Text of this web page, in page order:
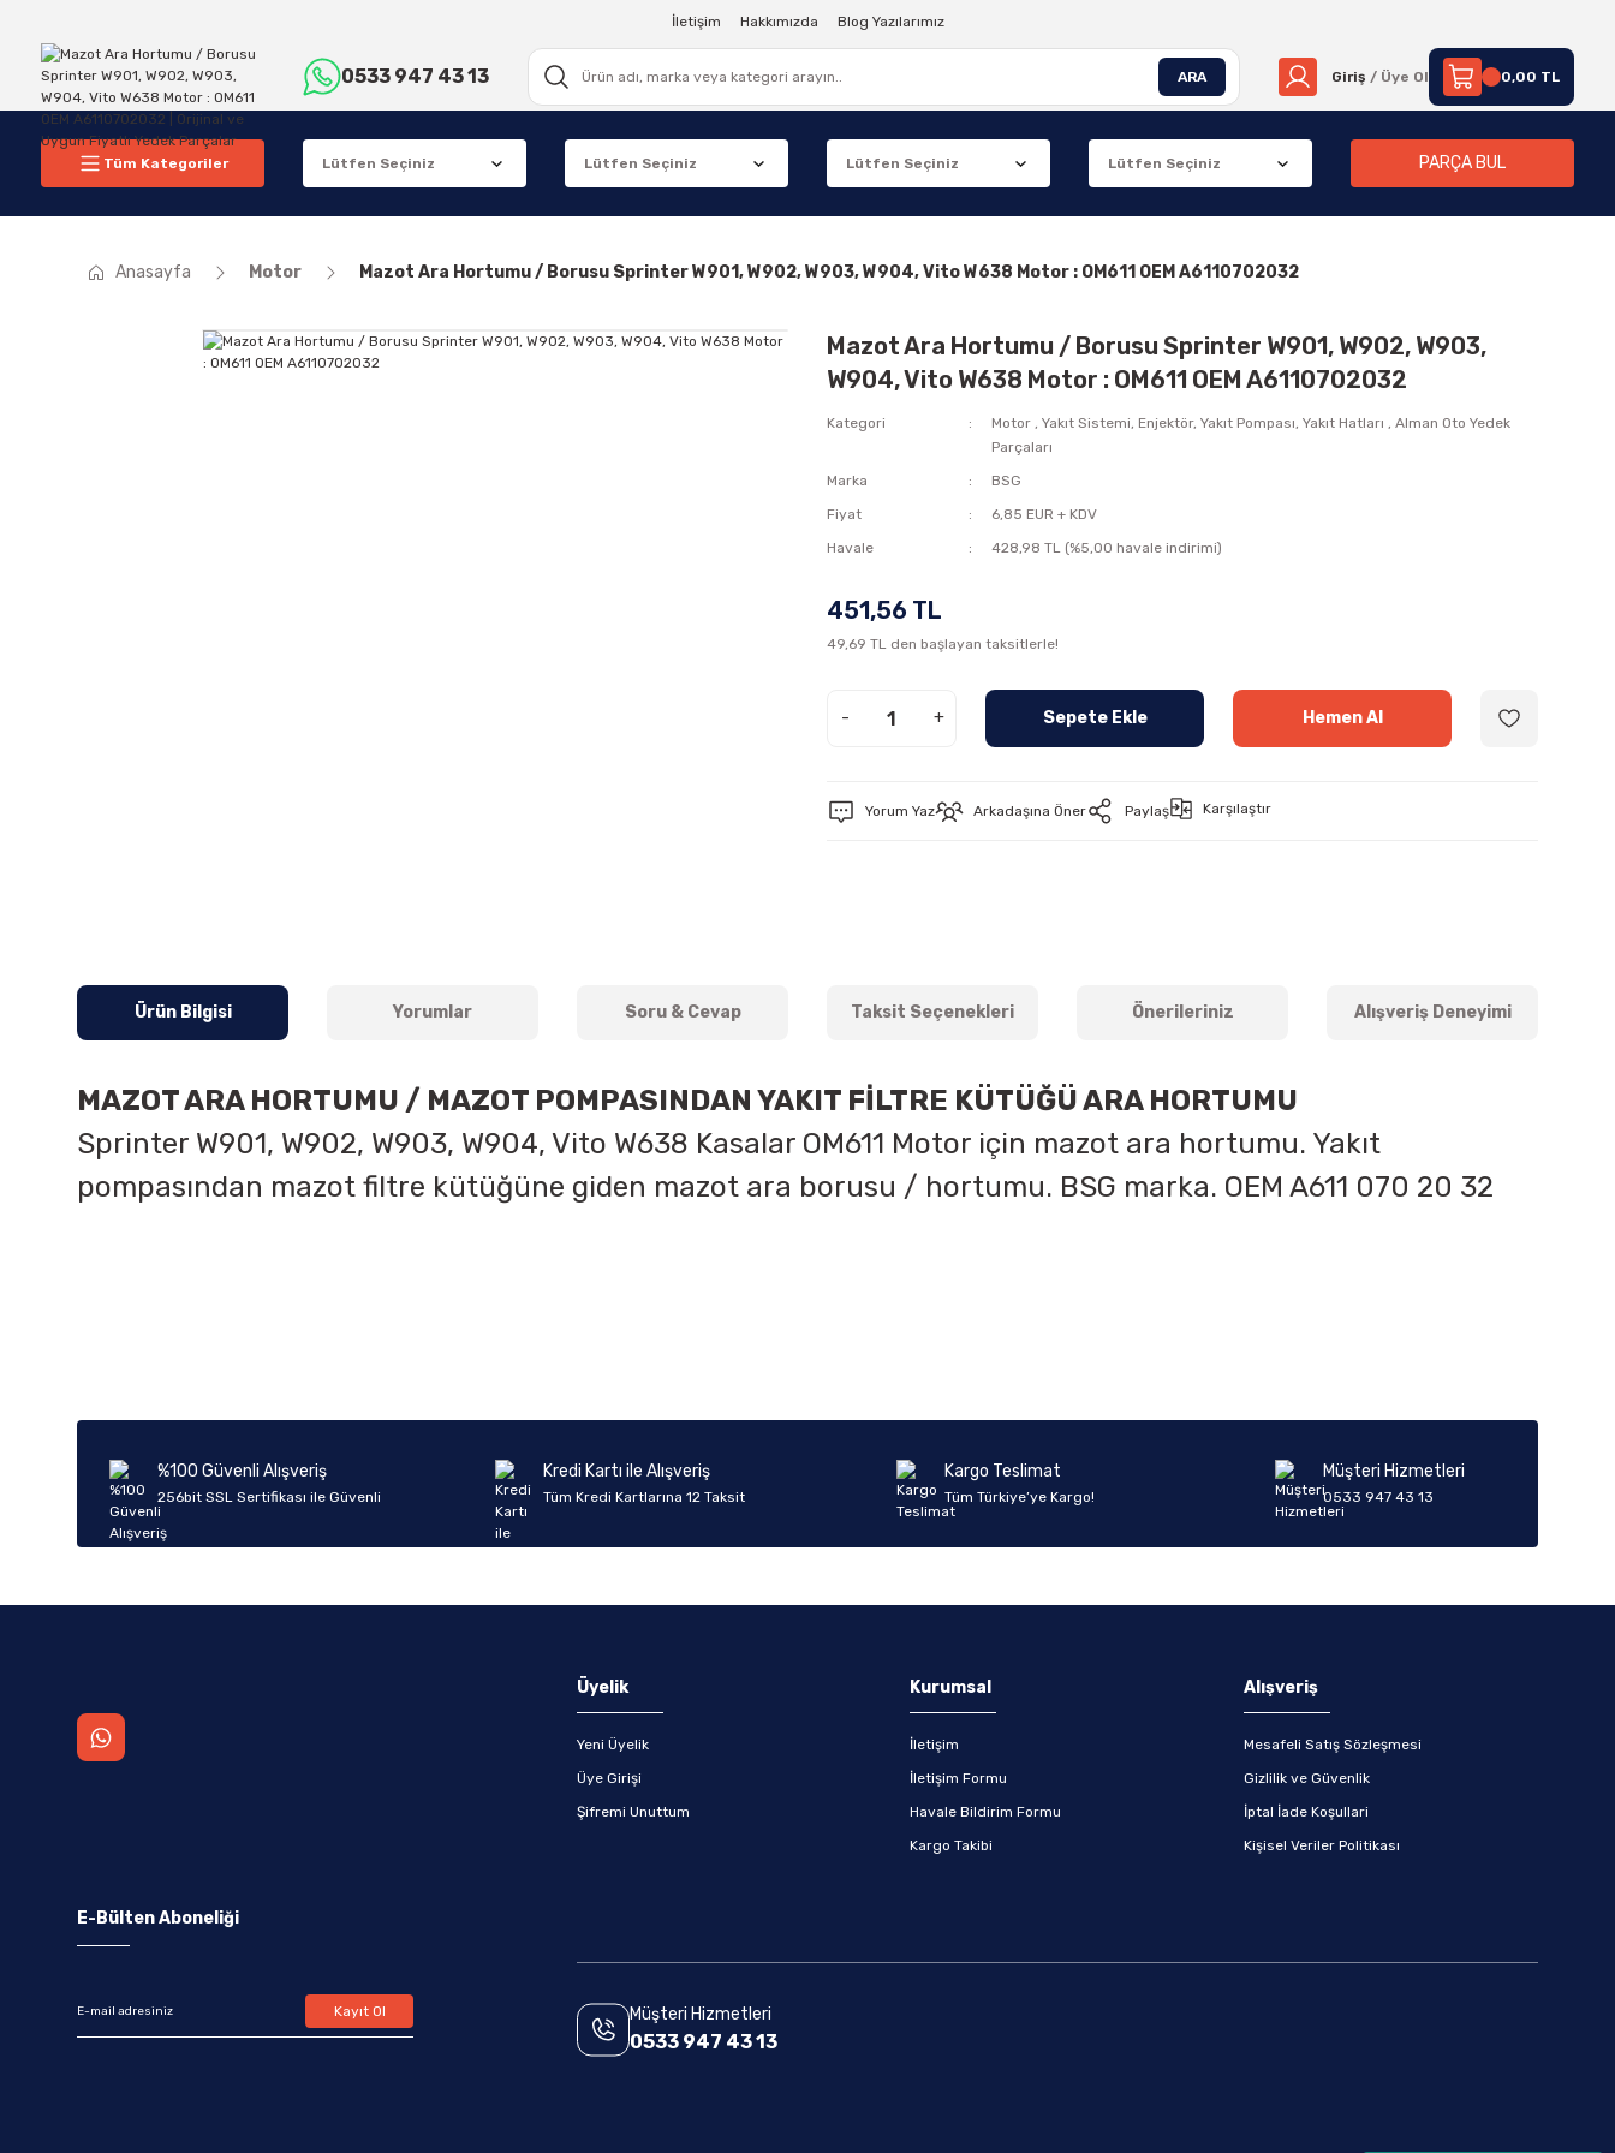
İletişim Hakkımızda Blog Yazılarımız
0533 947 43 13 ARA Giriş / Üye Ol 0,00 TL
Tüm Kategoriler PARÇA BUL
Anasayfa Motor Mazot Ara Hortumu / Borusu Sprinter W901, W902, W903, W904, Vito W638 Motor : OM611 OEM A6110702032
Mazot Ara Hortumu / Borusu Sprinter W901, W902, W903,
W904, Vito W638 Motor : OM611 OEM A6110702032
Kategori Motor ,Yakıt Sistemi, Enjektör, Yakıt Pompası, Yakıt Hatları ,Alman Oto Yedek
Parçaları
Marka
BSG
Fiyat
6,85 EUR + KDV
Havale
428,98 TL (%5,00 havale indirimi)
451,56 TL
49,69 TL den başlayan taksitlerle!
- + Sepete Ekle Hemen Al
Yorum Yaz Arkadaşına Öner Paylaş Karşılaştır
Ürün Bilgisi Yorumlar Soru & Cevap Taksit Seçenekleri Önerileriniz Alışveriş Deneyimi
MAZOT ARA HORTUMU / MAZOT POMPASINDAN YAKIT FİLTRE KÜTÜĞÜ ARA HORTUMU
Sprinter W901, W902, W903, W904, Vito W638 Kasalar OM611 Motor için mazot ara hortumu. Yakıt
pompasından mazot filtre kütüğüne giden mazot ara borusu / hortumu. BSG marka. OEM A611 070 20 32
Ürün fiyatı diğer sitelerden daha pahalı.
Bu ürüne benzer farklı alternatifler olmalı.
%100 Güvenli Alışveriş
256bit SSL Sertifikası ile Güvenli
Kredi Kartı ile Alışveriş
Tüm Kredi Kartlarına 12 Taksit
Kargo Teslimat
Tüm Türkiye’ye Kargo!
Müşteri Hizmetleri
0533 947 43 13
Üyelik
Yeni Üyelik
Üye Girişi
Şifremi Unuttum
Kurumsal
İletişim
İletişim Formu
Havale Bildirim Formu
Kargo Takibi
Alışveriş
Mesafeli Satış Sözleşmesi
Gizlilik ve Güvenlik
İptal İade Koşullari
Kişisel Veriler Politikası
E-Bülten Aboneliği
Kayıt Ol Müşteri Hizmetleri
0533 947 43 13